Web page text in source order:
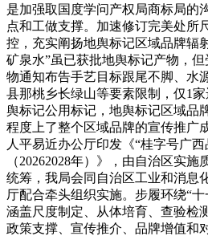
是加强取国度学问产权局商标局的
点和工做支撑。加速修订完美处所
控，充实阐扬地舆标记区域品牌辐
矿泉水”虽已获批地舆标记产物，
物通知布告手艺目标跟尾不脚、水
县那桃乡长绿山等要素限制，仅1
舆标记公用标记，地舆标记区域品
程度上了整个区域品牌的宣传推广
人平易近办公厅印发《“桂字号广
（20262028年）》，由自治区实
统筹，我局会同自治区工业和消息
厅配合牵头组织实施。步履环绕“
涵盖尺度制定、从体培育、查验检
政策支撑、宣传推介、品牌增值和